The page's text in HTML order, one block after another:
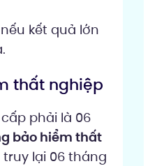
kết quả lớn
thất nghiệp
phải là 06
bảo hiểm thất
lại 06 tháng